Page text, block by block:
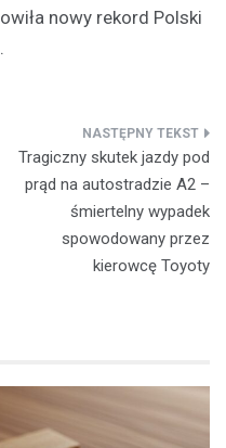
nowy rekord Polski
Tragiczny skutek jazdy pod
prąd na autostradzie A2 –
śmiertelny wypadek
spowodowany przez
kierowcę Toyoty